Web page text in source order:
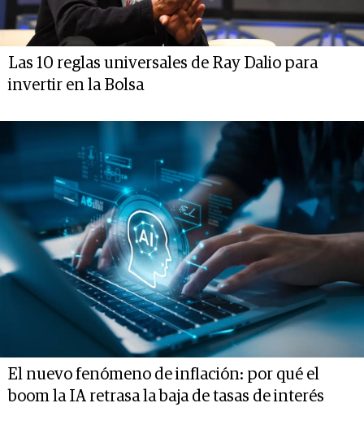
Las 10 reglas universales de Ray Dalio para
invertir en la Bolsa
El nuevo fenómeno de inflación: por qué el
boom la IA retrasa la baja de tasas de interés